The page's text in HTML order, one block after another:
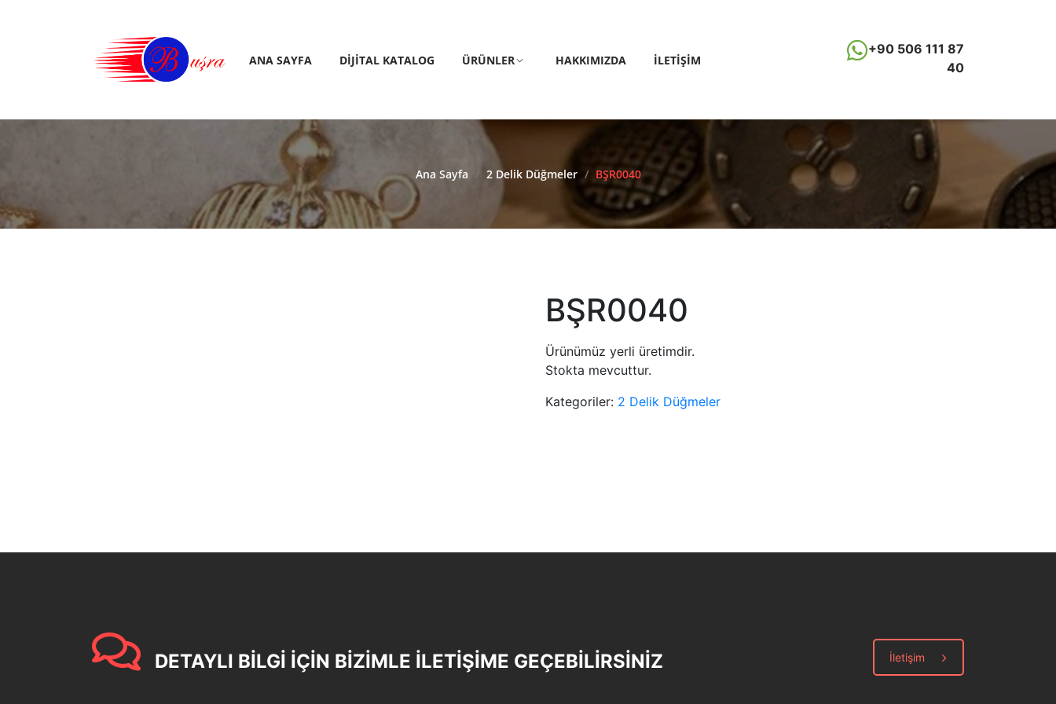
ANA SAYFA DIJITAL KATALOG ÜRÜNLER HAKKIMIZDA İLETIŞIM
+90 506 111 87
40
Ana Sayfa / 2 Delik Düğmeler / BŞR0040
BŞR0040
Ürünümüz yerli üretimdir.
Stokta mevcuttur.
Kategoriler: 2 Delik Düğmeler
DETAYLI BİLGİ İÇİN BİZİMLE İLETİŞİME GEÇEBİLİRSİNİZ İletişim